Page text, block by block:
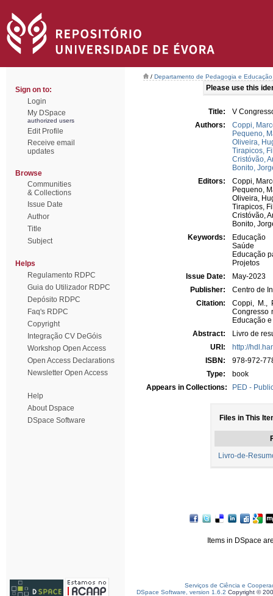
Sign on to:
Login
My DSpace
authorized users
Edit Profile
Receive email
updates
Browse
Communities
& Collections
Issue Date
Author
Title
Subject
Helps
Regulamento RDPC
Guia do Utilizador RDPC
Depósito RDPC
Faq's RDPC
Copyright
Integração CV DeGóis
Workshop Open Access
Open Access Declarations
Newsletter Open Access
Help
About Dspace
DSpace Software
/ Departamento de Pedagogia e Educação
Please use this
Title:
V
Authors:
Coppi,
Pequeno,
Oliveira,
Tirapicos,
Cristóvão,
Bonito,
Editors:
Coppi,
Pequeno,
Oliveira,
Tirapicos,
Cristóvão,
Bonito,
Keywords:
Educação
Saúde
Educação
Projetos
Issue Date:
May-2023
Publisher:
Centro de
Citation:
Coppi, M.,
Congresso
Educação
Abstract:
Livro de
URI:
http://
ISBN:
978-972-
Type:
book
Appears in Collections:
PED -
Files in This
Livro-de-
Items in DSpace
Serviços de Ciência e
DSpace Software, version 1.6.2 Copyright ©